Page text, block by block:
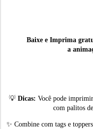
Baixe e Imprima
a
💡 Dicas: Você pode
com palitos
✨ Combine com tags e